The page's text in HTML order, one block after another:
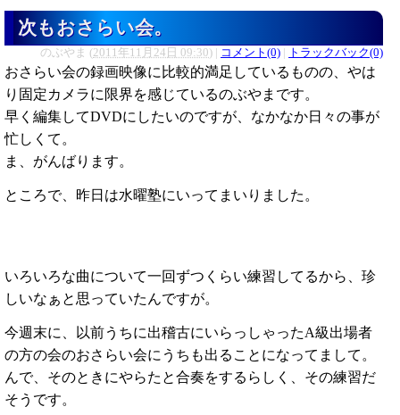
次もおさらい会。
のぶやま (2011年11月24日 09:30) | コメント(0) | トラックバック(0)
おさらい会の録画映像に比較的満足しているものの、やは
り固定カメラに限界を感じているのぶやまです。
早く編集してDVDにしたいのですが、なかなか日々の事が
忙しくて。
ま、がんばります。
ところで、昨日は水曜塾にいってまいりました。
いろいろな曲について一回ずつくらい練習してるから、珍
しいなぁと思っていたんですが。
今週末に、以前うちに出稽古にいらっしゃったA級出場者
の方の会のおさらい会にうちも出ることになってまして。
んで、そのときにやらたと合奏をするらしく、その練習だ
そうです。